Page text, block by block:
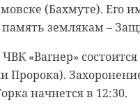
(Бахмуте). Его
землякам –
«Вагнер»
начнется в 12:30.
снимки сделали
(Всеволожский
канале «Астро
и зелеными
а также яркими
России с жителями
целевые аудитории,
информацию по
ЦУР и Банк